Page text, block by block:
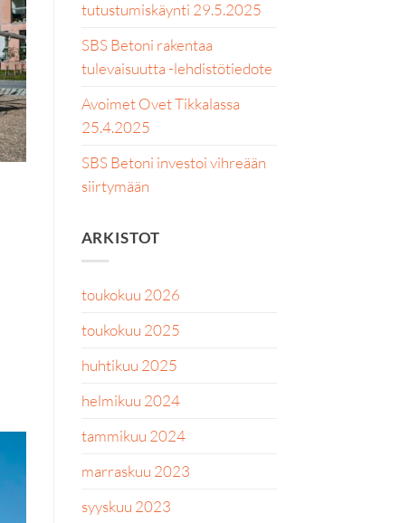
tutustumiskäynti 29.5.2025
SBS Betoni rakentaa
tulevaisuutta -lehdistötiedote
Avoimet Ovet Tikkalassa
25.4.2025
SBS Betoni investoi vihreään
siirtymään
ARKISTOT
toukokuu 2026
toukokuu 2025
huhtikuu 2025
helmikuu 2024
tammikuu 2024
marraskuu 2023
syyskuu 2023